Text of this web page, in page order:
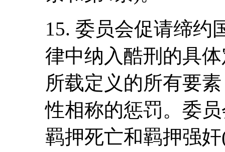
15. 委员会促请缔约
律中纳入酷刑的具
所载定义的所有要
性相称的惩罚。委
羁押死亡和羁押强